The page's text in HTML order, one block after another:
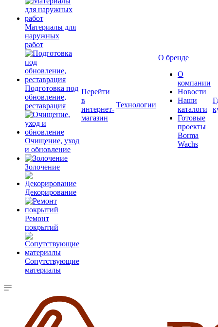
Материалы для
наружных
работ
Подготовка под
обновление,
реставрация
Очищение, уход
и обновление
Золочение
Декорирование
Ремонт
покрытий
Сопутствующие
материалы
Перейти
в
интернет-
магазин
Технологии
О бренде
О
компании
Новости
Наши
каталоги
Готовые
проекты
Borma
Wachs